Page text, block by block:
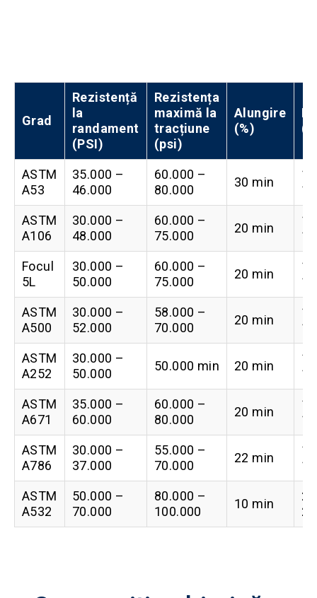
Grad
Rezistență
la
randament
(PSI)
Rezistența
maximă la
tracțiune
(psi)
Alungire
(%)
ASTM
A53
35.000 –
46.000
60.000 –
80.000
30 min
ASTM
A106
30.000 –
48.000
60.000 –
75.000
20 min
Focul
5L
30.000 –
50.000
60.000 –
75.000
20 min
ASTM
A500
30.000 –
52.000
58.000 –
70.000
20 min
ASTM
A252
30.000 –
50.000
50.000 min 20 min
ASTM
A671
35.000 –
60.000
60.000 –
80.000
20 min
ASTM
A786
30.000 –
37.000
55.000 –
70.000
22 min
ASTM
A532
50.000 –
70.000
80.000 –
100.000
10 min